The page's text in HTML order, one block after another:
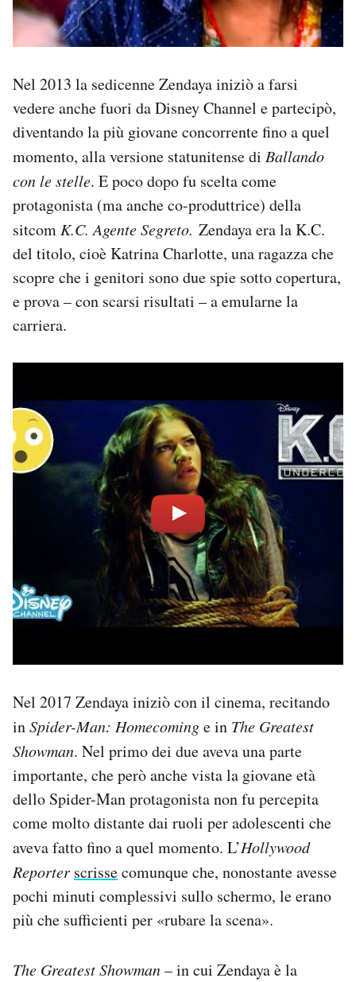
Nel 2013 la sedicenne Zendaya iniziò a farsi
vedere anche fuori da Disney Channel e partecipò,
diventando la più giovane concorrente fino a quel
momento, alla versione statunitense di Ballando
con le stelle. E poco dopo fu scelta come
protagonista (ma anche co-produttrice) della
sitcomK.C. Agente Segreto. Zendaya era la K.C.
del titolo, cioè Katrina Charlotte, una ragazza che
scopre che i genitori sono due spie sotto copertura,
e prova – con scarsi risultati – a emularne la
carriera.
Nel 2017 Zendaya iniziò con il cinema, recitando
inSpider-Man: Homecominge in The Greatest
Showman. Nel primo dei due aveva una parte
importante, che però anche vista la giovane età
dello Spider-Man protagonista non fu percepita
come molto distante dai ruoli per adolescenti che
aveva fatto fino a quel momento. L’Hollywood
Reporter scrissecomunque che, nonostante avesse
pochi minuti complessivi sullo schermo, le erano
più che sufficienti per «rubare la scena».
The Greatest Showman– in cui Zendaya è la